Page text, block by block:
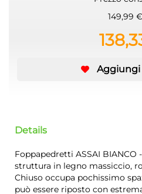
149,99 €
Aggiungi
Details
Foppapedretti ASSAI BIANCO
struttura in legno massiccio,
Chiuso occupa pochissimo
può essere riposto con